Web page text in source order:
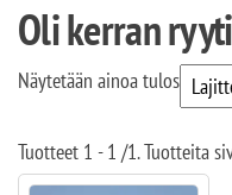
Oli kerran
Näytetään ainoa tulos
Tuotteet 1 - 1 /1. Tuotteita